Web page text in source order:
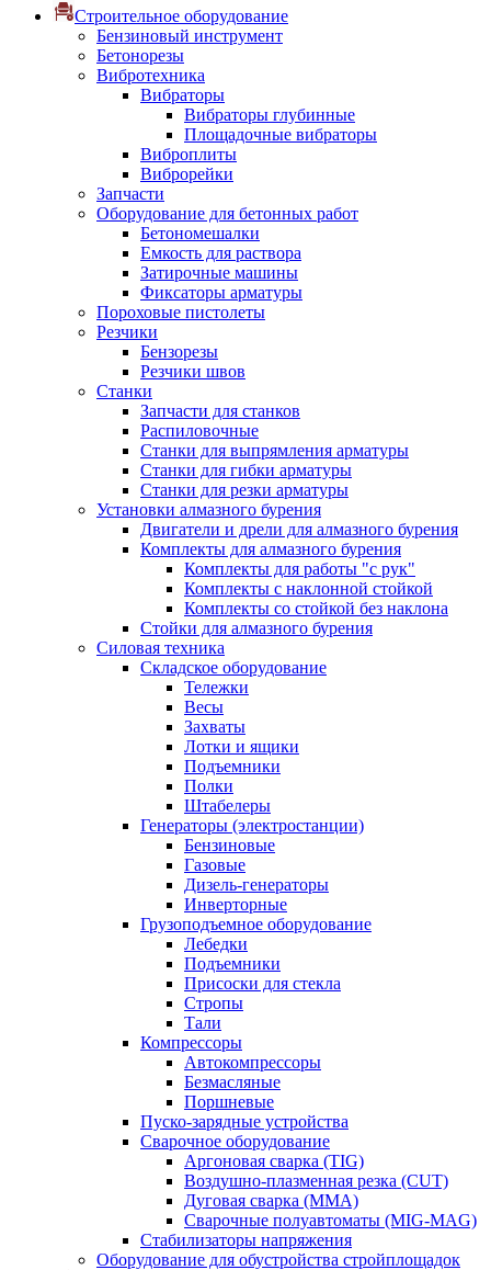
Строительное оборудование
Бензиновый инструмент
Бетонорезы
Вибротехника
Вибраторы
Вибраторы глубинные
Площадочные вибраторы
Виброплиты
Виброрейки
Запчасти
Оборудование для бетонных работ
Бетономешалки
Емкость для раствора
Затирочные машины
Фиксаторы арматуры
Пороховые пистолеты
Резчики
Бензорезы
Резчики швов
Станки
Запчасти для станков
Распиловочные
Станки для выпрямления арматуры
Станки для гибки арматуры
Станки для резки арматуры
Установки алмазного бурения
Двигатели и дрели для алмазного бурения
Комплекты для алмазного бурения
Комплекты для работы "с рук"
Комплекты с наклонной стойкой
Комплекты со стойкой без наклона
Стойки для алмазного бурения
Силовая техника
Складское оборудование
Тележки
Весы
Захваты
Лотки и ящики
Подъемники
Полки
Штабелеры
Генераторы (электростанции)
Бензиновые
Газовые
Дизель-генераторы
Инверторные
Грузоподъемное оборудование
Лебедки
Подъемники
Присоски для стекла
Стропы
Тали
Компрессоры
Автокомпрессоры
Безмасляные
Поршневые
Пуско-зарядные устройства
Сварочное оборудование
Аргоновая сварка (TIG)
Воздушно-плазменная резка (CUT)
Дуговая сварка (ММА)
Сварочные полуавтоматы (MIG-MAG)
Стабилизаторы напряжения
Оборудование для обустройства стройплощадок